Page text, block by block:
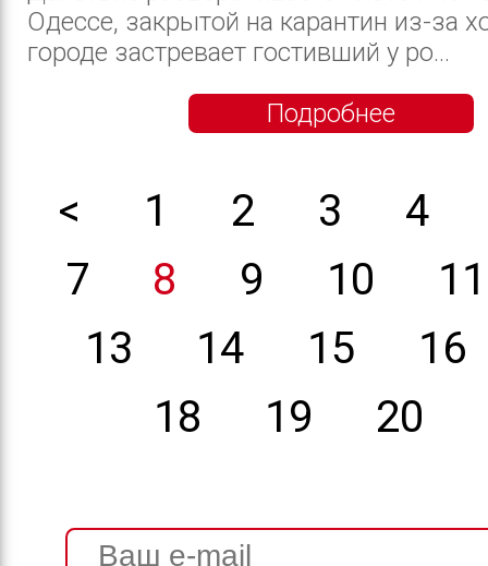
Одессе, закрытой на карантин из-за
городе застревает гостивший у ро...
Подробнее
< 1 2 3
4
7
8 9 10
11
13
14 15
16
18
19 20